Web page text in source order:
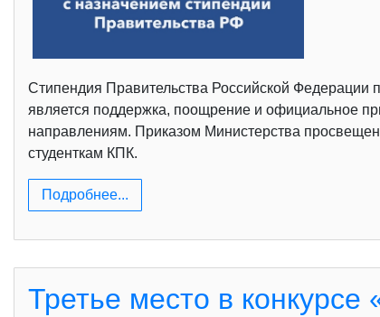
Стипендия Правительства Российской Федерации
является поддержка, поощрение и официальное
направлениям. Приказом Министерства
студенткам КПК.
Подробнее...
Третье место в